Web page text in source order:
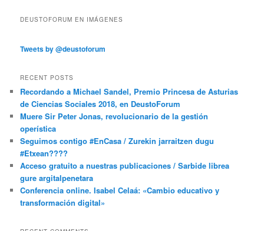
DEUSTOFORUM EN IMÁGENES
Tweets by @deustoforum
RECENT POSTS
Recordando a Michael Sandel, Premio Princesa de Asturias
de Ciencias Sociales 2018, en DeustoForum
Muere Sir Peter Jonas, revolucionario de la gestión
operística
Seguimos contigo #EnCasa / Zurekin jarraitzen dugu
#Etxean????
Acceso gratuito a nuestras publicaciones / Sarbide librea
gure argitalpenetara
Conferencia online. Isabel Celaá: «Cambio educativo y
transformación digital»